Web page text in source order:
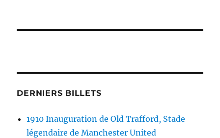
DERNIERS BILLETS
1910 Inauguration de Old Trafford, Stade
légendaire de Manchester United